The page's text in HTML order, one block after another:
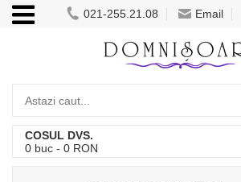
021-255.21.08 Email
COSUL DVS.
0 buc - 0 RON